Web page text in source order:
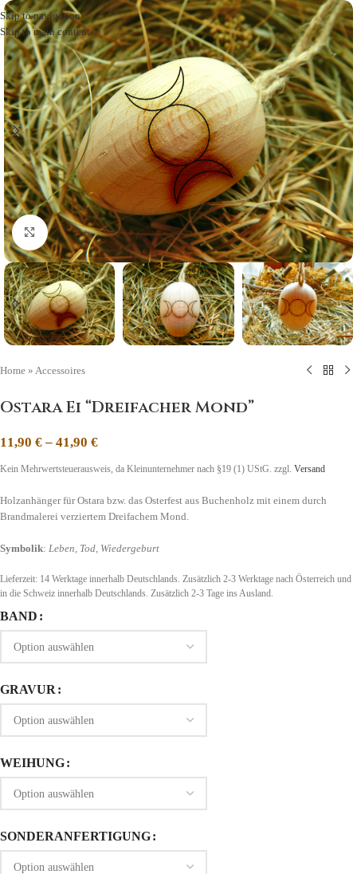
Skip to navigation
Skip to main content
Click to enlarge
Home » Accessoires
Ostara Ei “Dreifacher Mond”
11,90 €– 41,90 €
Kein Mehrwertsteuerausweis, da Kleinunternehmer nach §19 (1) UStG. zzgl. Versand
Holzanhänger für Ostara bzw. das Osterfest aus Buchenholz mit einem durch
Brandmalerei verziertem Dreifachem Mond.
Symbolik: Leben, Tod, Wiedergeburt
Lieferzeit: 14 Werktage innerhalb Deutschlands. Zusätzlich 2-3 Werktage nach Österreich und
in die Schweiz innerhalb Deutschlands. Zusätzlich 2-3 Tage ins Ausland.
BAND
GRAVUR
WEIHUNG
SONDERANFERTIGUNG